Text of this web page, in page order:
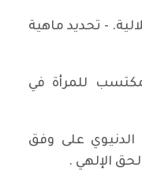
- تحديد ماهية
للمرأة في
الدنيوي على وفق
الإلهي .